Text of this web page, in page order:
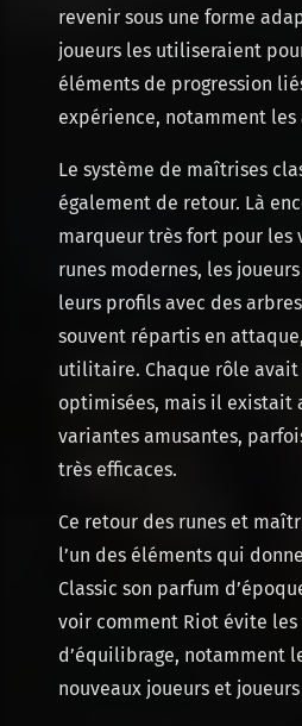
revenir sous une forme
joueurs les utiliseraient
éléments de progression
expérience, notamment les
Le système de maîtrises
également de retour. Là
marqueur très fort pour les
runes modernes, les
leurs profils avec des
souvent répartis en
utilitaire. Chaque rôle avait
optimisées, mais il existait
variantes amusantes,
très efficaces.
Ce retour des runes et
l’un des éléments qui
Classic son parfum
voir comment Riot évite
d’équilibrage, notamment
nouveaux joueurs et